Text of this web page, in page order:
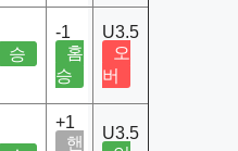
승
-1
홈
승
U3.5
오
버
+1
핸
U3.5